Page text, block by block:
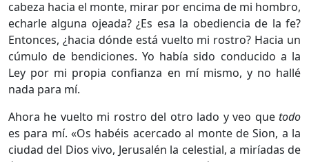
cabeza hacia el monte, mirar por encima de mi hombro,
echarle alguna ojeada? ¿Es esa la obediencia de la fe?
Entonces, ¿hacia dónde está vuelto mi rostro? Hacia un
cúmulo de bendiciones. Yo había sido conducido a la
Ley por mi propia confianza en mí mismo, y no hallé
nada para mí.
Ahora he vuelto mi rostro del otro lado y veo que todo
es para mí. «Os habéis acercado al monte de Sion, a la
ciudad del Dios vivo, Jerusalén la celestial, a miríadas de